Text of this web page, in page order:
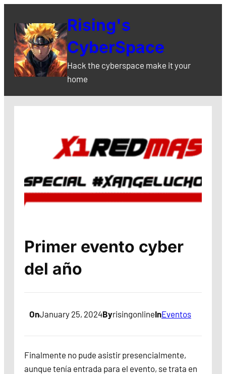
content
Rising's
CyberSpace
Hack the cyberspace make it your
home
Primer evento cyber
del año
OnJanuary 25, 2024ByrisingonlineInEventos
Finalmente no pude asistir presencialmente,
aunque tenía entrada para el evento, se trata en